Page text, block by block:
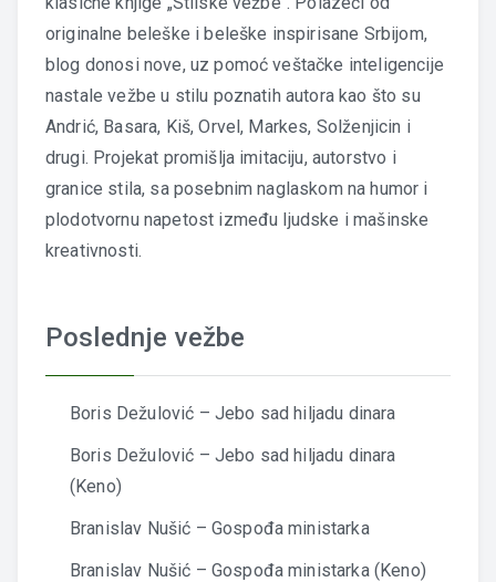
originalne beleške i beleške inspirisane Srbijom,
blog donosi nove, uz pomoć veštačke inteligencije
nastale vežbe u stilu poznatih autora kao što su
Andrić, Basara, Kiš, Orvel, Markes, Solženjicin i
drugi. Projekat promišlja imitaciju, autorstvo i
granice stila, sa posebnim naglaskom na humor i
plodotvornu napetost između ljudske i mašinske
kreativnosti.
Poslednje vežbe
Boris Dežulović – Jebo sad hiljadu dinara
Boris Dežulović – Jebo sad hiljadu dinara
(Keno)
Branislav Nušić – Gospođa ministarka
Branislav Nušić – Gospođa ministarka (Keno)